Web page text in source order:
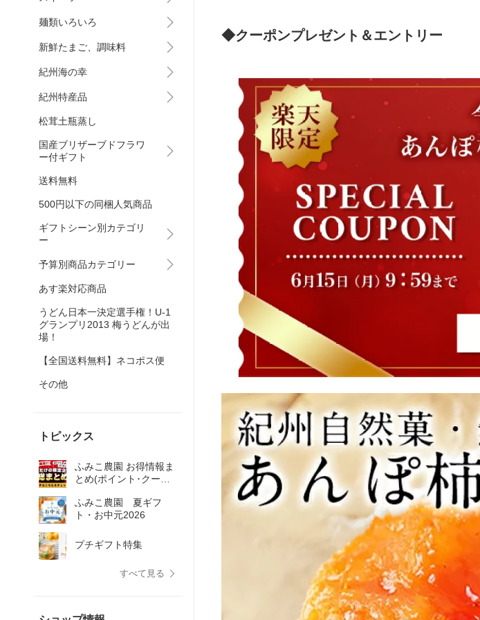
麺類いろいろ
新鮮たまご、調味料
紀州海の幸
紀州特産品
松茸土瓶蒸し
国産ブリザーブドフラワ
ー付ギフト
送料無料
500円以下の同梱人気商品
ギフトシーン別カテゴリ
ー
予算別商品カテゴリー
あす楽対応商品
うどん日本一決定選手権！U-1
グランプリ2013 梅うどんが出
場！
【全国送料無料】ネコポス便
その他
トピックス
ふみこ農園 お得情報ま
とめ(ポイント･クーポ
ふみこ農園 夏ギフ
ト・お中元2026
プチギフト特集
すべて見る
◆クーポンプレゼント＆エントリー